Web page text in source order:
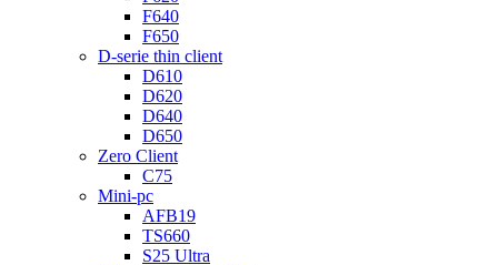
F640
F650
D-serie thin client
D610
D620
D640
D650
Zero Client
C75
Mini-pc
AFB19
TS660
S25 Ultra